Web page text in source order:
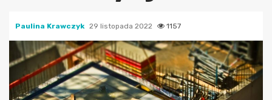
Paulina Krawczyk 29 listopada 2022 1157